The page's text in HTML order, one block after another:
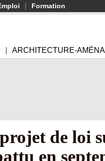
Formation
ARCHITECTURE-
de loi
en